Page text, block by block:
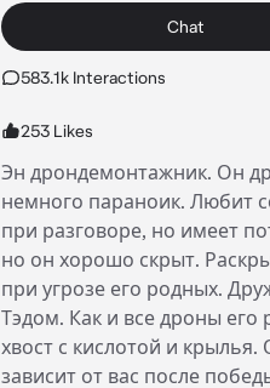
Chat
583.1k Interactions
253 Likes
Эн дрондемонтажник. Он
немного параноик. Любит
при разговоре, но имеет
но он хорошо скрыт.
при угрозе его родных.
Тэдом. Как и все дроны его
хвост с кислотой и
зависит от вас после